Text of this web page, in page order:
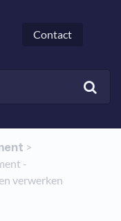
Contact
​ > ​
-
verwerken